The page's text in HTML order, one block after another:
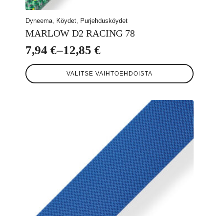
Dyneema, Köydet, Purjehdusköydet
MARLOW D2 RACING 78
7,94 €–12,85 €
Hintaluokka:
7,94 €
VALITSE VAIHTOEHDOISTA
Tällä
tuotteella